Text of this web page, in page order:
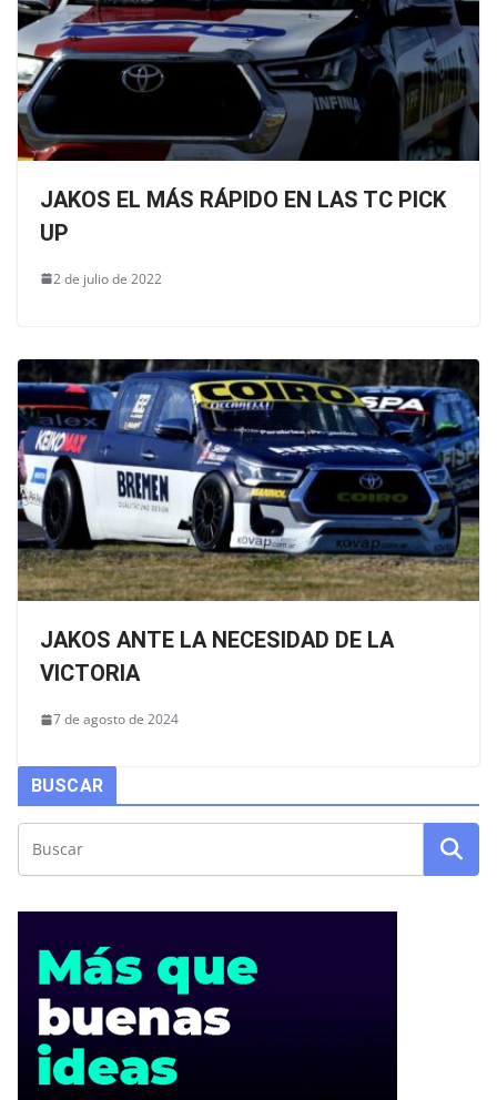
JAKOS EL MÁS RÁPIDO EN LAS TC PICK
UP
2 de julio de 2022
JAKOS ANTE LA NECESIDAD DE LA
VICTORIA
7 de agosto de 2024
BUSCAR